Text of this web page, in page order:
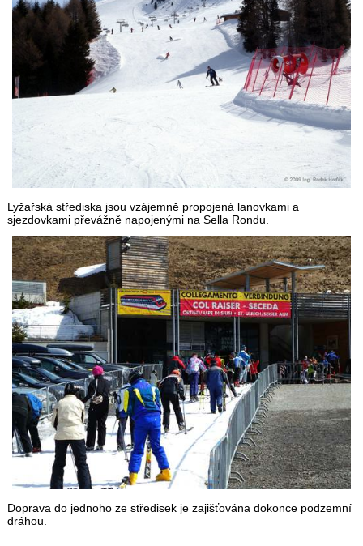
Lyžařská střediska jsou vzájemně propojená lanovkami a
sjezdovkami převážně napojenými na Sella Rondu.
Doprava do jednoho ze středisek je zajišťována dokonce podzemní
dráhou.